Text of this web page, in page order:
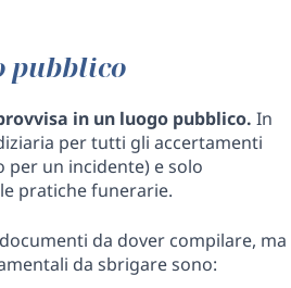
pubblico
in un luogo pubblico. In
per tutti gli accertamenti
per un incidente) e solo
pratiche funerarie.
da dover compilare, ma
da sbrigare sono: